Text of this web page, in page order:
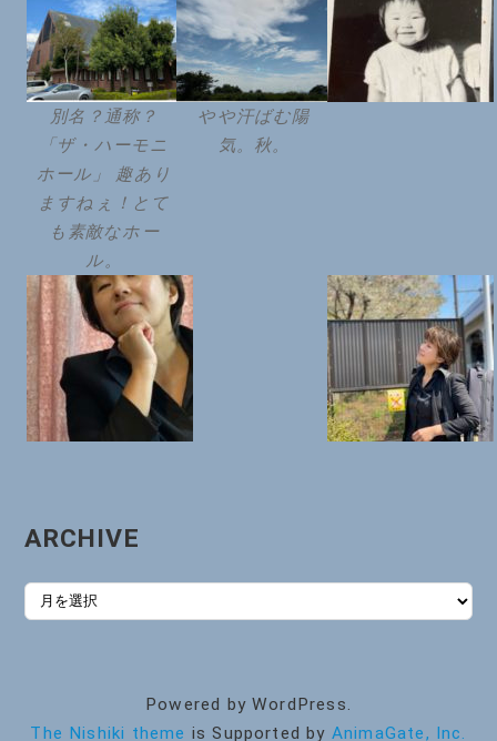
別名？通称？
「ザ・ハーモニ
ホール」 趣あり
ますねぇ！とて
も素敵なホー
ル。
やや汗ばむ陽
気。秋。
ARCHIVE
ARCHIVE
Powered by WordPress.
The Nishiki theme is Supported by AnimaGate, Inc.